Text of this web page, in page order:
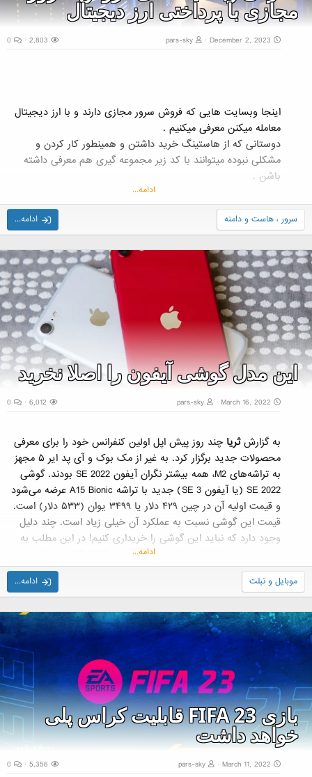
مجازی با پرداختی ارز دیجیتال
December 2, 2023
pars-sky
اینجا وبسایت هایی که فروش سرور مجازی دارند و با ارز دیجیتال
معامله میکنن معرفی میکنیم .
دوستانی که از هاستینگ خرید داشتن و همینطور کار کردن و
مشکلی نبوده میتوانند با کد زیر مجموعه گیری هم معرفی داشته
باشن .
صرافی برای خرید ارز دیجیتال با پاداش کارمزد 5 درصد :
https://nobitex.ir/signup/?refcode=2033419
برای ثبت نام بهتر است از آی پی و آدرس غیر ایرانی استفاده شود .
(نمونه سایت پیدا کردن آدرس...
ادامه...
سرور ، هاست و دامنه ادامه...
این مدل گوشی آیفون را اصلا نخرید
March 16, 2022
pars-sky
به گزارشثریا چند روز پیش اپل اولین کنفرانس خود را برای معرفی
محصولات جدید برگزار کرد. به غیر از مک بوک و آی پد ایر ۵ مجهز
به تراشه‌های M2، همه بیشتر نگران آیفون SE 2022 بودند. گوشی
SE 2022 (یا آیفون SE 3) جدید با تراشه A15 Bionic عرضه می‌شود
و قیمت اولیه آن در چین ۴۲۹ دلار یا ۳۴۹۹ یوان (۵۳۳ دلار) است.
قیمت این گوشی نسبت به عملکرد آن خیلی زیاد است. چند دلیل
وجود دارد که نباید این گوشی را خریداری کنیم! در این مطلب به
بررسی سه دلیل اصلی برای دوری از آیفون SE 2022 می‌پردازیم.
۱- اندازه صفحه نمایش؛ کوچکتر از آنکه فکر می‌کنید
صفحه نمایش کوچک در این گوشی، مطابق استفاده روزانه کنونی
افراد نیست. با این حال، فونت کلمات به اندازه فونت دستگاه‌هایی
با صفحه نمایش بزرگ...
ادامه...
موبایل و تبلت ادامه...
بازی FIFA 23 قابلیت کراس پلی
خواهد داشت
March 11, 2022
pars-sky